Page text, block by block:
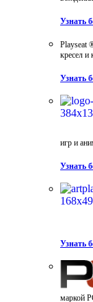
Узнать
Playseat
кресел и
Узнать
игр и
Узнать
Узнать
маркой